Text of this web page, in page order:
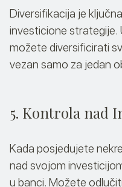
Diversifikacija je
investicione strategije.
možete diversificirati
vezan samo za jedan
5. Kontrola nad
Kada posjedujete
nad svojom
u banci. Možete